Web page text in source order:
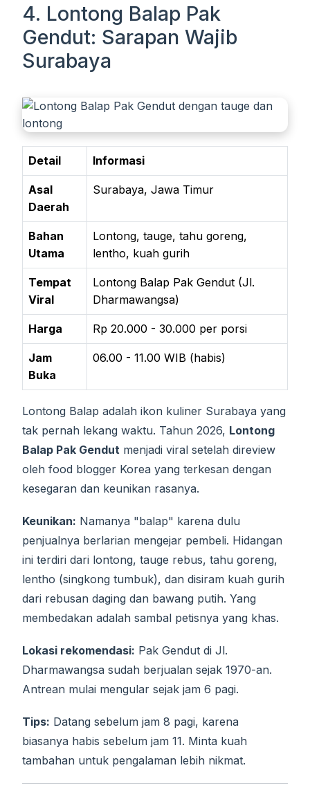
4. Lontong Balap Pak
Gendut: Sarapan Wajib
Surabaya
Detail Informasi
Asal
Daerah
Surabaya, Jawa Timur
Bahan
Utama
Lontong, tauge, tahu goreng,
lentho, kuah gurih
Tempat
Viral
Lontong Balap Pak Gendut (Jl.
Dharmawangsa)
Harga Rp 20.000 - 30.000 per porsi
Jam
Buka
06.00 - 11.00 WIB (habis)
Lontong Balap adalah ikon kuliner Surabaya yang
tak pernah lekang waktu. Tahun 2026, Lontong
Balap Pak Gendut menjadi viral setelah direview
oleh food blogger Korea yang terkesan dengan
kesegaran dan keunikan rasanya.
Keunikan: Namanya "balap" karena dulu
penjualnya berlarian mengejar pembeli. Hidangan
ini terdiri dari lontong, tauge rebus, tahu goreng,
lentho (singkong tumbuk), dan disiram kuah gurih
dari rebusan daging dan bawang putih. Yang
membedakan adalah sambal petisnya yang khas.
Lokasi rekomendasi: Pak Gendut di Jl.
Dharmawangsa sudah berjualan sejak 1970-an.
Antrean mulai mengular sejak jam 6 pagi.
Tips: Datang sebelum jam 8 pagi, karena
biasanya habis sebelum jam 11. Minta kuah
tambahan untuk pengalaman lebih nikmat.